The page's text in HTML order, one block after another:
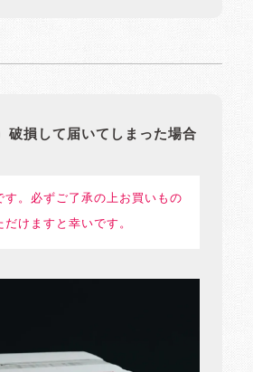
破損して届いてしまった場合
。必ずご了承の上お買いもの
だけますと幸いです。